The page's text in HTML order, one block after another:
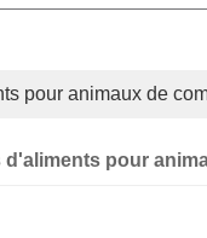
pour animaux de
pour